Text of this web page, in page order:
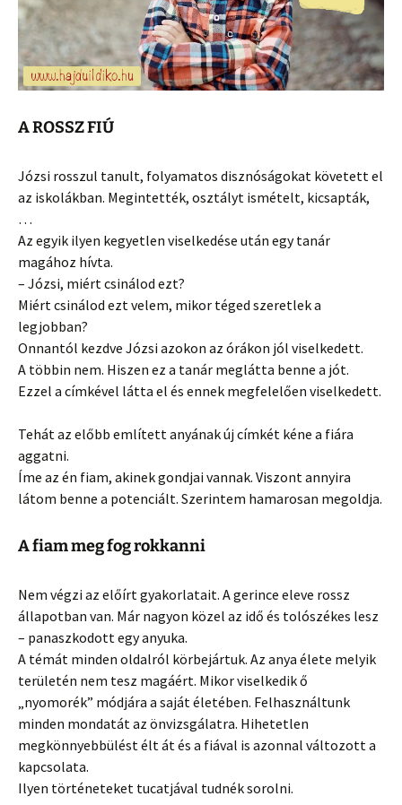
A ROSSZ FIÚ
Józsi rosszul tanult, folyamatos disznóságokat követett el
az iskolákban. Megintették, osztályt ismételt, kicsapták,
…
Az egyik ilyen kegyetlen viselkedése után egy tanár
magához hívta.
– Józsi, miért csinálod ezt?
Miért csinálod ezt velem, mikor téged szeretlek a
legjobban?
Onnantól kezdve Józsi azokon az órákon jól viselkedett.
A többin nem. Hiszen ez a tanár meglátta benne a jót.
Ezzel a címkével látta el és ennek megfelelően viselkedett.
Tehát az előbb említett anyának új címkét kéne a fiára
aggatni.
Íme az én fiam, akinek gondjai vannak. Viszont annyira
látom benne a potenciált. Szerintem hamarosan megoldja.
A fiam meg fog rokkanni
Nem végzi az előírt gyakorlatait. A gerince eleve rossz
állapotban van. Már nagyon közel az idő és tolószékes lesz
– panaszkodott egy anyuka.
A témát minden oldalról körbejártuk. Az anya élete melyik
területén nem tesz magáért. Mikor viselkedik ő
„nyomorék” módjára a saját életében. Felhasználtunk
minden mondatát az önvizsgálatra. Hihetetlen
megkönnyebbülést élt át és a fiával is azonnal változott a
kapcsolata.
Ilyen történeteket tucatjával tudnék sorolni.